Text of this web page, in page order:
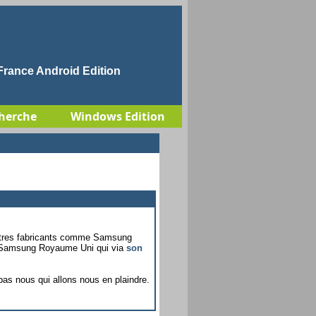
Android Edition
Windows Edition
fabricants comme Samsung
Royaume Uni qui via son
nous qui allons nous en plaindre.